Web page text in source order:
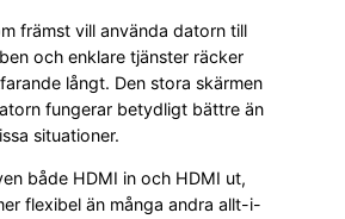
främst vill använda datorn till
och enklare tjänster räcker
långt. Den stora skärmen
fungerar betydligt bättre än
situationer.
både HDMI in och HDMI ut,
flexibel än många andra allt-i-